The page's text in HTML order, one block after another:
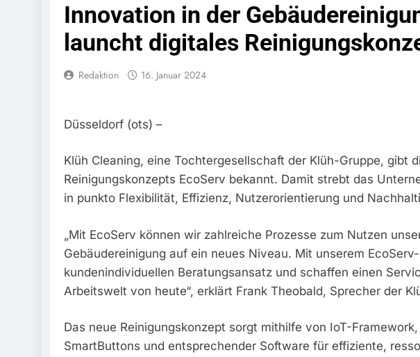
FW-M: Brand In Stillgelegtem
5. August 2026
HZA-R: Zoll Deckt Auf: Mehr Als
Zur Sicherstellung Unversteuerter
Bundespolizeidirektion
Bundespolizeidirektion München:
Nach Moldau Zurück
3. August 2026
FW-M: Wochenendrückblick Der
3. August 2026
Bundespolizeidirektion
3. August 2026
FW-M: Technische Rettung In
31. Juli 2026
Innovation in der
launcht digitales
Redaktion 16. Januar 2024
Düsseldorf (ots) –
Klüh Cleaning, eine Tochtergesellschaft der Klüh-Gruppe, gibt
Reinigungskonzepts EcoServ bekannt. Damit strebt das
in punkto Flexibilität, Effizienz, Nutzerorientierung und
„Mit EcoServ können wir zahlreiche Prozesse zum Nutzen
Gebäudereinigung auf ein neues Niveau. Mit unserem
kundenindividuellen Beratungsansatz und schaffen einen
Arbeitswelt von heute“, erklärt Frank Theobald, Sprecher der
Das neue Reinigungskonzept sorgt mithilfe von IoT-
SmartButtons und entsprechender Software für effiziente,